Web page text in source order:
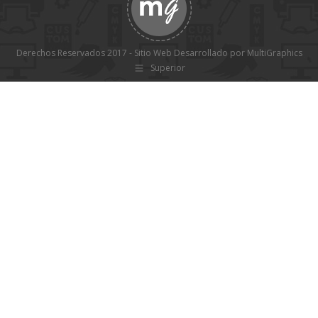
Derechos Reservados 2017 - Sitio Web Desarrollado por MultiGraphics
Superior